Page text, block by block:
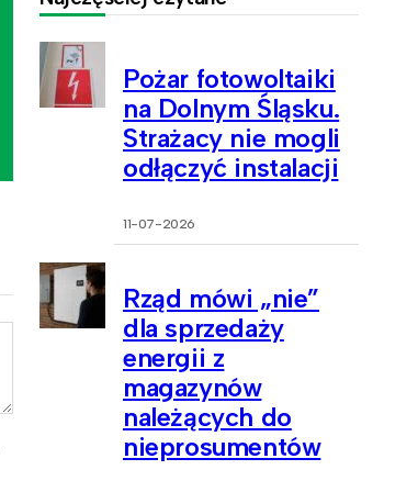
Pożar fotowoltaiki
na Dolnym Śląsku.
Strażacy nie mogli
odłączyć instalacji
11-07-2026
Rząd mówi „nie”
dla sprzedaży
energii z
magazynów
należących do
nieprosumentów